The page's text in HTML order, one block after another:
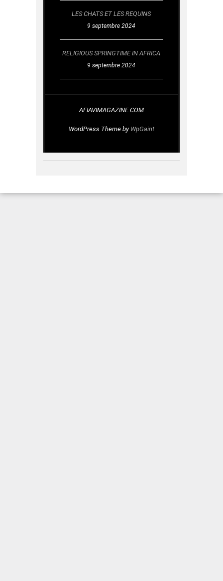
LES CHATS ET LES REQUINS
9 septembre 2024
RELIGIOUS SPRINGTIME IN AFRICA
9 septembre 2024
AFIAVIMAGAZINE.COM
WordPress Theme by WpGaint